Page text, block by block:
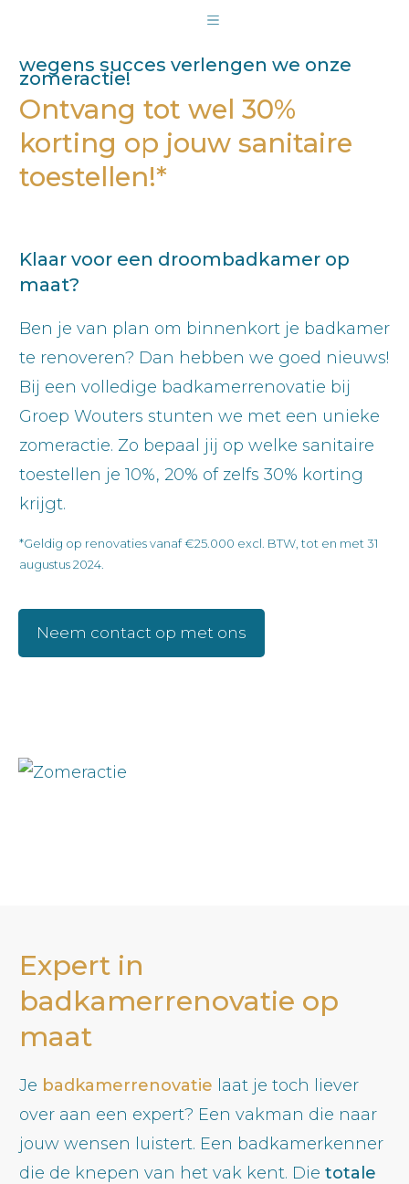
wegens succes verlengen we onze
zomeractie!
Ontvang tot wel 30%
korting op jouw sanitaire
toestellen!*
Klaar voor een droombadkamer op
maat?
Ben je van plan om binnenkort je badkamer
te renoveren? Dan hebben we goed nieuws!
Bij een volledige badkamerrenovatie bij
Groep Wouters stunten we met een unieke
zomeractie. Zo bepaal jij op welke sanitaire
toestellen je 10%, 20% of zelfs 30% korting
krijgt.
*Geldig op renovaties vanaf €25.000 excl. BTW, tot en met 31
augustus 2024.
Neem contact op met ons
Expert in
badkamerrenovatie op
maat
Je badkamerrenovatie laat je toch liever
over aan een expert? Een vakman die naar
jouw wensen luistert. Een badkamerkenner
die de knepen van het vak kent. Die totale